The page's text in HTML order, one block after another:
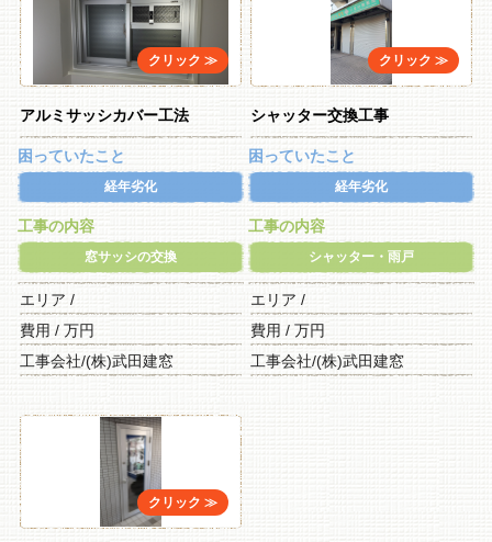
アルミサッシカバー工法
困っていたこと
経年劣化
工事の内容
窓サッシの交換
エリア /
費用 / 万円
工事会社/(株)武田建窓
シャッター交換工事
困っていたこと
経年劣化
工事の内容
シャッター・雨戸
エリア /
費用 / 万円
工事会社/(株)武田建窓